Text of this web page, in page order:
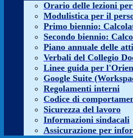
Orario delle lezioni
Modulistica per il
Primo biennio:
Secondo biennio:
Piano annuale delle
Verbali del Collegio
Linee guida per
Google Suite
Regolamenti interni
Codice di
Sicurezza del lavoro
Informazioni sindacali
Assicurazione per